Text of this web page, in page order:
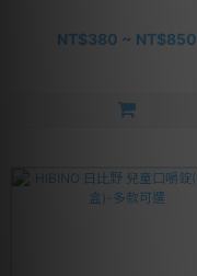
NT$380 ~ NT$850